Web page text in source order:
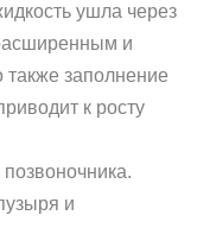
ушла через
и
заполнение
к росту
и